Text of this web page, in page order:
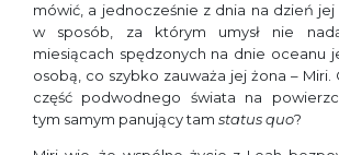
mówić, a jednocześnie z dnia na dzień jej
w sposób, za którym umysł nie
miesiącach spędzonych na dnie oceanu
osobą, co szybko zauważa jej żona – Miri.
część podwodnego świata na
tym samym panujący tam status quo?